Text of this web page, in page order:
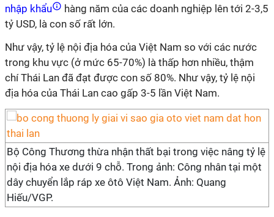
nhập khẩu
hàng năm của các doanh nghiệp lên tới 2-3,5
tỷ USD, là con số rất lớn.
Như vậy, tỷ lệ nội địa hóa của Việt Nam so với các nước
trong khu vực (ở mức 65-70%) là thấp hơn nhiều, thậm
chí Thái Lan đã đạt được con số 80%. Như vậy, tỷ lệ nội
địa hóa của Thái Lan cao gấp 3-5 lần Việt Nam.
Bộ Công Thương thừa nhận thất bại trong việc nâng tỷ lệ
nội địa hóa xe dưới 9 chỗ. Trong ảnh: Công nhân tại một
dây chuyển lắp ráp xe ôtô Việt Nam. Ảnh: Quang
Hiếu/VGP.